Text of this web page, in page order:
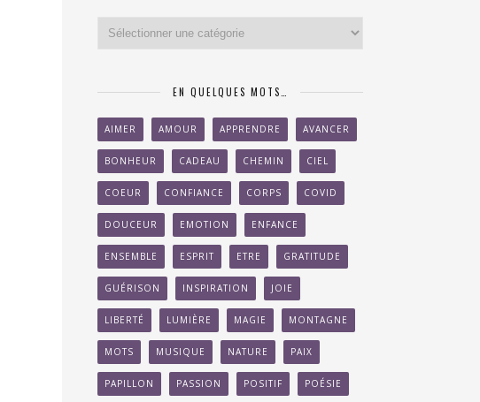
Categories
EN QUELQUES MOTS…
AIMER AMOUR APPRENDRE AVANCER
BONHEUR CADEAU CHEMIN CIEL
COEUR CONFIANCE CORPS COVID
DOUCEUR EMOTION ENFANCE
ENSEMBLE ESPRIT ETRE GRATITUDE
GUÉRISON INSPIRATION JOIE
LIBERTÉ LUMIÈRE MAGIE MONTAGNE
MOTS MUSIQUE NATURE PAIX
PAPILLON PASSION POSITIF POÉSIE